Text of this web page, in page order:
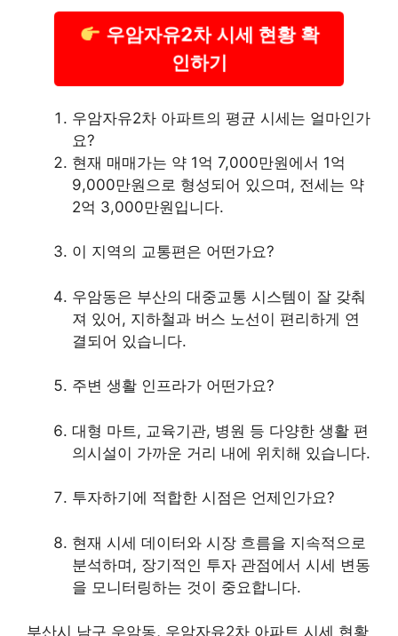
우암자유2차 시세 현황 확
인하기
우암자유2차 아파트의 평균 시세는 얼마인가
요?
현재 매매가는 약 1억 7,000만원에서 1억
9,000만원으로 형성되어 있으며, 전세는 약
2억 3,000만원입니다.
이 지역의 교통편은 어떤가요?
우암동은 부산의 대중교통 시스템이 잘 갖춰
져 있어, 지하철과 버스 노선이 편리하게 연
결되어 있습니다.
주변 생활 인프라가 어떤가요?
대형 마트, 교육기관, 병원 등 다양한 생활 편
의시설이 가까운 거리 내에 위치해 있습니다.
투자하기에 적합한 시점은 언제인가요?
현재 시세 데이터와 시장 흐름을 지속적으로
분석하며, 장기적인 투자 관점에서 시세 변동
을 모니터링하는 것이 중요합니다.
부산시 남구 우암동, 우암자유2차 아파트 시세 현황